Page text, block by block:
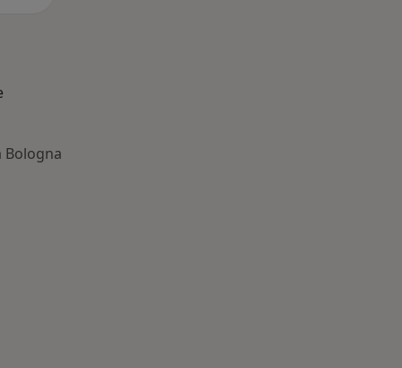
Bologna